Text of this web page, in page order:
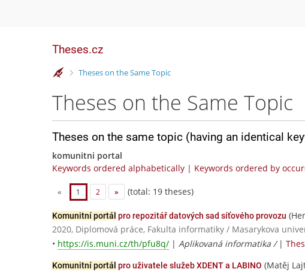
Theses.cz
>
Theses on the Same Topic
Theses on the Same Topic
Theses on the same topic (having an identical
komunitni portal
Keywords ordered alphabetically | Keywords ordered by
« 1 2 » (total: 19 theses)
Komunitní portál pro repozitář datových sad síťového provozu
2020, Diplomová práce, Fakulta informatiky / Masarykova
• https://is.muni.cz/th/pfu8q/ | Aplikovaná informatika / |
Komunitní portál pro uživatele služeb XDENT a LABINO (Matěj